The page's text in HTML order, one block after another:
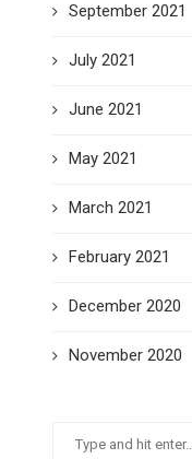
September 2021
July 2021
June 2021
May 2021
March 2021
February 2021
December 2020
November 2020